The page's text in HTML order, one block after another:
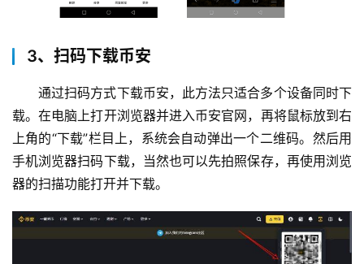
3、扫码下载币安
通过扫码方式下载币安，此方法只适合多个设备同时下
载。在电脑上打开浏览器并进入币安官网，再将鼠标放到右
上角的“下载”栏目上，系统会自动弹出一个二维码。然后用
手机浏览器扫码下载，当然也可以先拍照保存，再使用浏览
器的扫描功能打开并下载。